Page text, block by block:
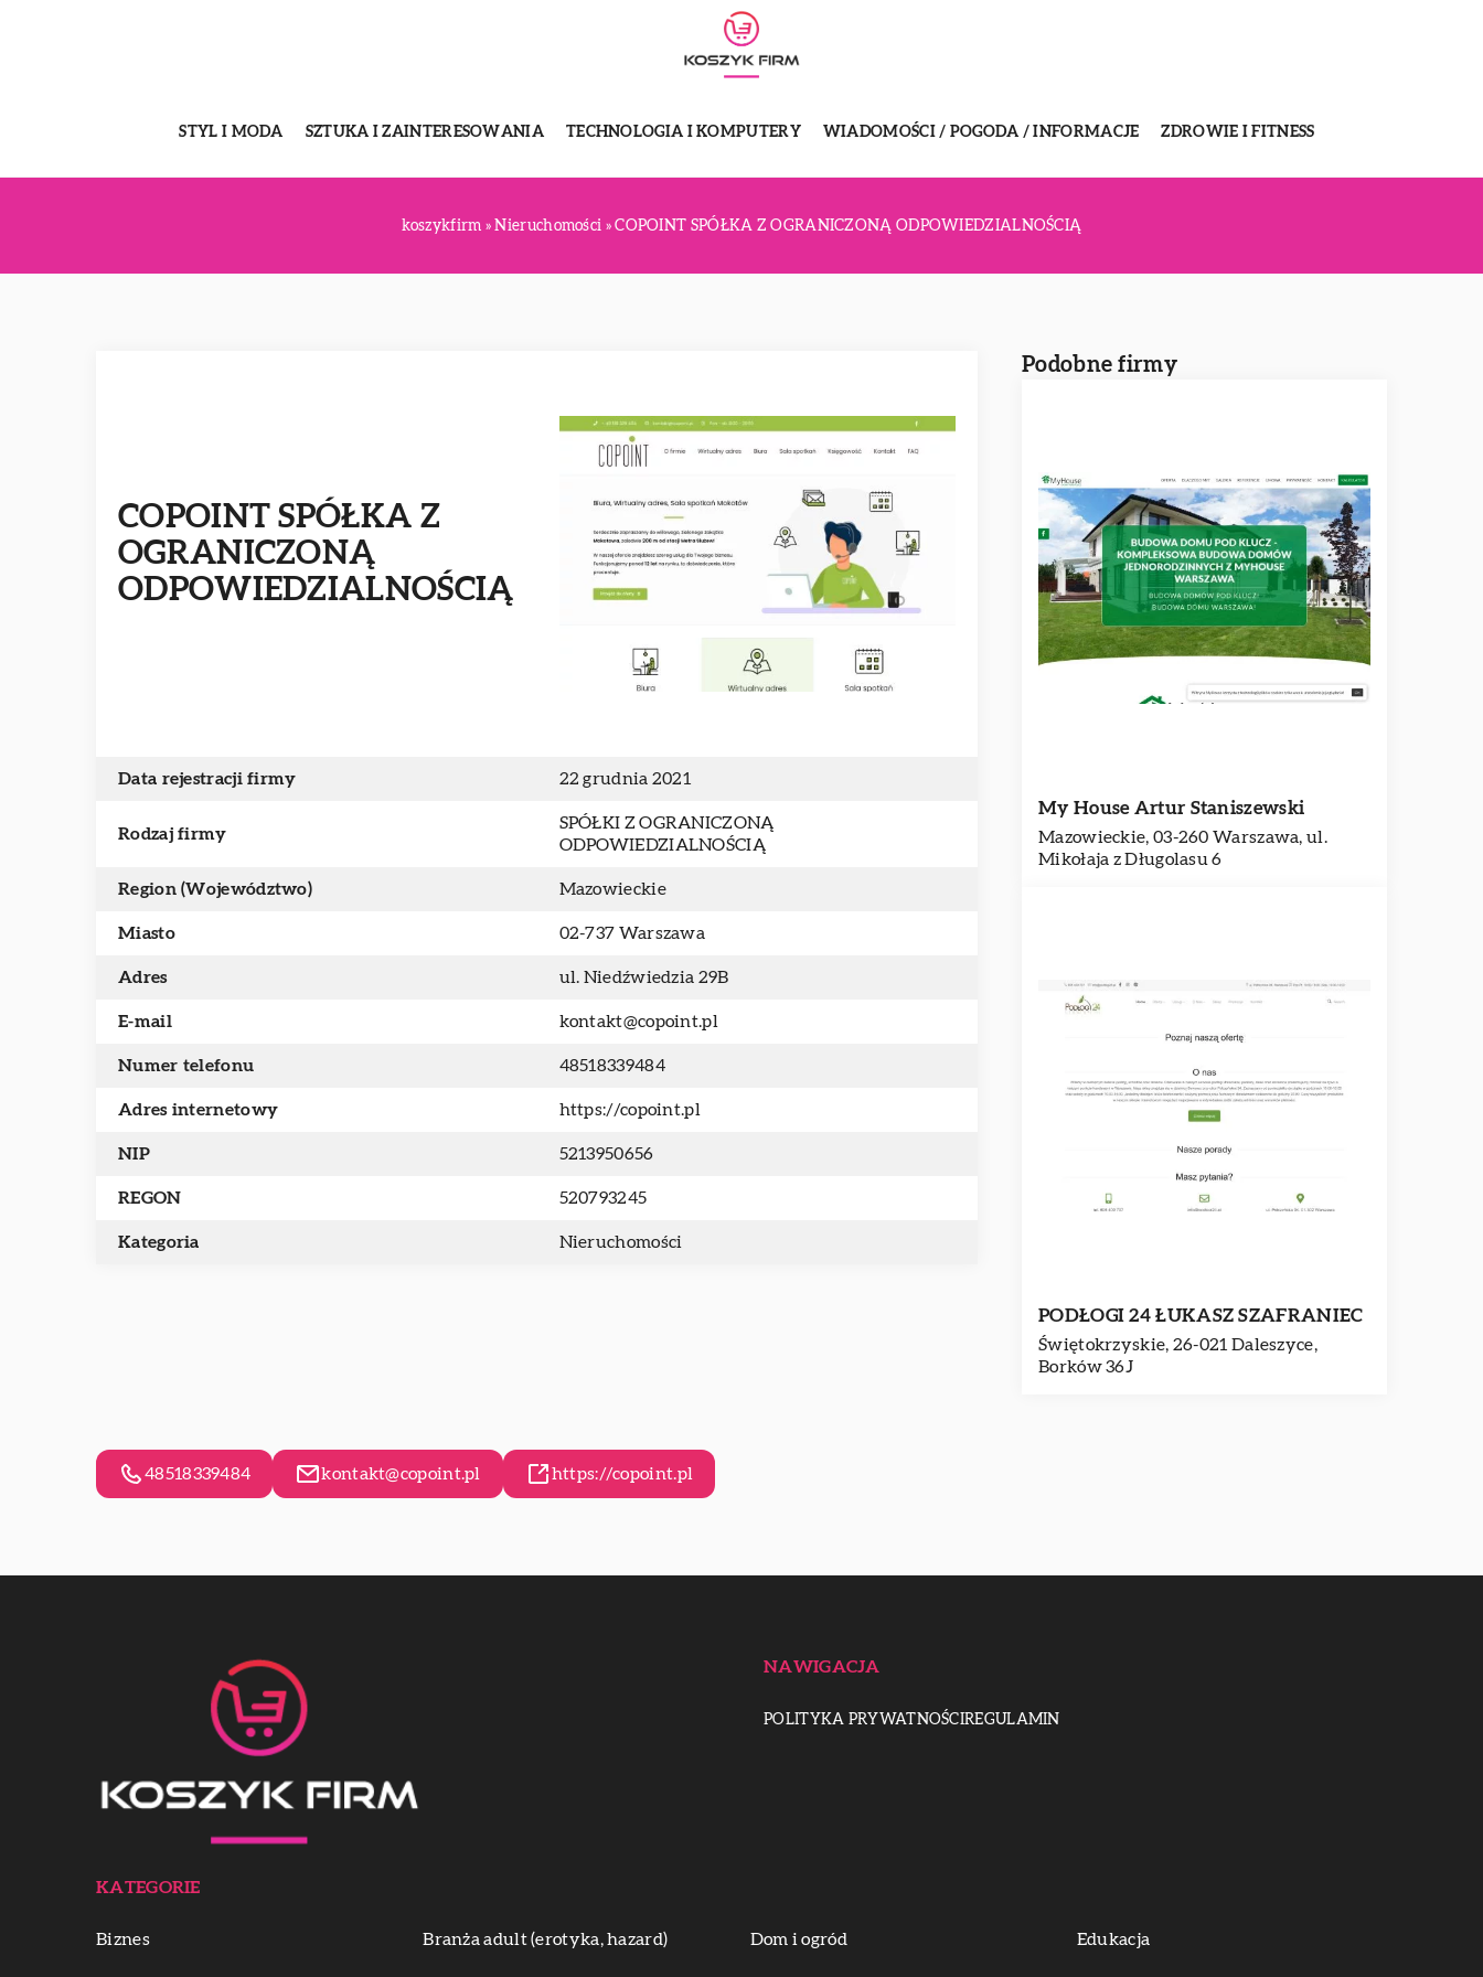
STYL I MODA SZTUKA I ZAINTERESOWANIA TECHNOLOGIA I KOMPUTERY WIADOMOŚCI / POGODA / INFORMACJE ZDROWIE I FITNESS
koszykfirm »Nieruchomości »COPOINT SPÓŁKA Z OGRANICZONĄ ODPOWIEDZIALNOŚCIĄ
COPOINT SPÓŁKA Z
OGRANICZONĄ
ODPOWIEDZIALNOŚCIĄ
Data rejestracji firmy 22 grudnia 2021
Rodzaj firmy
SPÓŁKI Z OGRANICZONĄ
ODPOWIEDZIALNOŚCIĄ
Region (Województwo) Mazowieckie
Miasto 02-737 Warszawa
Adres ul. Niedźwiedzia 29B
E-mail kontakt@copoint.pl
Numer telefonu 48518339484
Adres internetowy https://copoint.pl
NIP 5213950656
REGON 520793245
Kategoria Nieruchomości
Podobne firmy
My House Artur Staniszewski
Mazowieckie, 03-260 Warszawa, ul.
Mikołaja z Długolasu 6
PODŁOGI 24 ŁUKASZ SZAFRANIEC
Świętokrzyskie, 26-021 Daleszyce,
Borków 36J
48518339484 kontakt@copoint.pl https://copoint.pl
NAWIGACJA
POLITYKA PRYWATNOŚCIREGULAMIN
KATEGORIE
Biznes Branża adult (erotyka, hazard) Dom i ogród Edukacja